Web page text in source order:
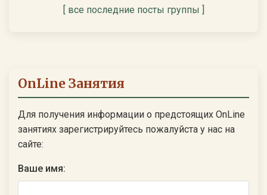
[ все последние посты группы ]
OnLine Занятия
Для получения информации о предстоящих OnLine
занятиях зарегистрируйтесь пожалуйста у нас на
сайте:
Ваше имя: